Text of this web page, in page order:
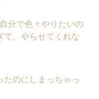
分で色々やりたいの
て、やらせてくれな
たのにしまっちゃっ